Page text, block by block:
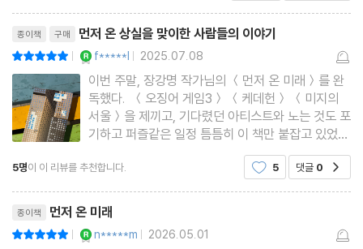
종이책 구매 먼저 온 상실을 맞이한 사람들의 이야기
| f*****l | 2025.07.08
이번 주말, 장강명 작가님의 ＜먼저 온 미래＞를 완
독했다. ＜오징어 게임3＞ ＜케데헌＞ ＜미지의
서울＞을 제끼고, 기다렸던 아티스트와 노는 것도 포
기하고 퍼즐같은 일정 틈틈히 이 책만 붙잡고 있었
다. 지난 몇 년간의 내 삶의 패턴을 생각하면 있을 수
없는 일인데ㅎㅎ 그 일이 일어났다. 이 책 에는 지금
다. 흥분과 기대, FOM
5명이 이 리뷰를 추천합니다. 5 댓글 0
종이책 먼저 온 미래
| n*****m | 2026.05.01